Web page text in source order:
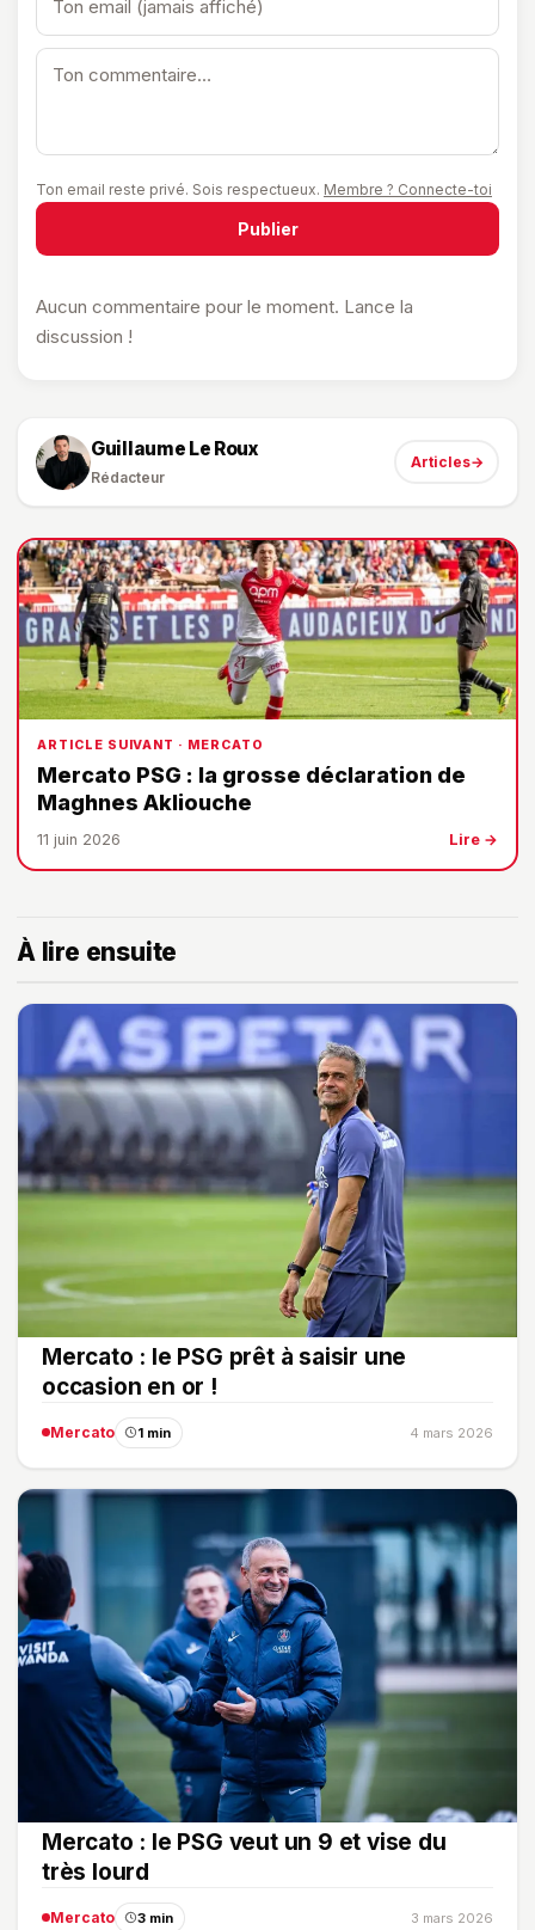
Ton email reste privé. Sois respectueux. Membre ? Connecte-toi
Publier
Aucun commentaire pour le moment. Lance la
discussion !
Guillaume Le Roux
Rédacteur
Articles→
ARTICLE SUIVANT · MERCATO
Mercato PSG : la grosse déclaration de
Maghnes Akliouche
11 juin 2026 Lire →
À lire ensuite
Mercato : le PSG prêt à saisir une
occasion en or !
Mercato 1 min 4 mars 2026
Mercato : le PSG veut un 9 et vise du
très lourd
Mercato 3 min 3 mars 2026